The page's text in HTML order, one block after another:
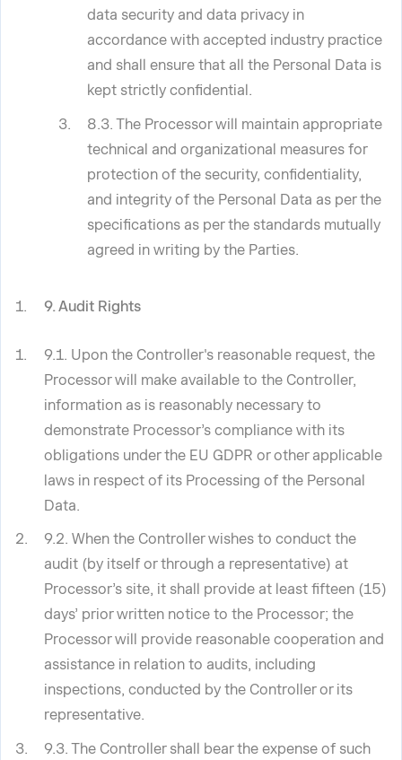
data security and data privacy in
accordance with accepted industry practice
and shall ensure that all the Personal Data is
kept strictly confidential.
8.3. The Processor will maintain appropriate
technical and organizational measures for
protection of the security, confidentiality,
and integrity of the Personal Data as per the
specifications as per the standards mutually
agreed in writing by the Parties.
9. Audit Rights
9.1. Upon the Controller's reasonable request, the
Processor will make available to the Controller,
information as is reasonably necessary to
demonstrate Processor’s compliance with its
obligations under the EU GDPR or other applicable
laws in respect of its Processing of the Personal
Data.
9.2. When the Controller wishes to conduct the
audit (by itself or through a representative) at
Processor’s site, it shall provide at least fifteen (15)
days’ prior written notice to the Processor; the
Processor will provide reasonable cooperation and
assistance in relation to audits, including
inspections, conducted by the Controller or its
representative.
9.3. The Controller shall bear the expense of such